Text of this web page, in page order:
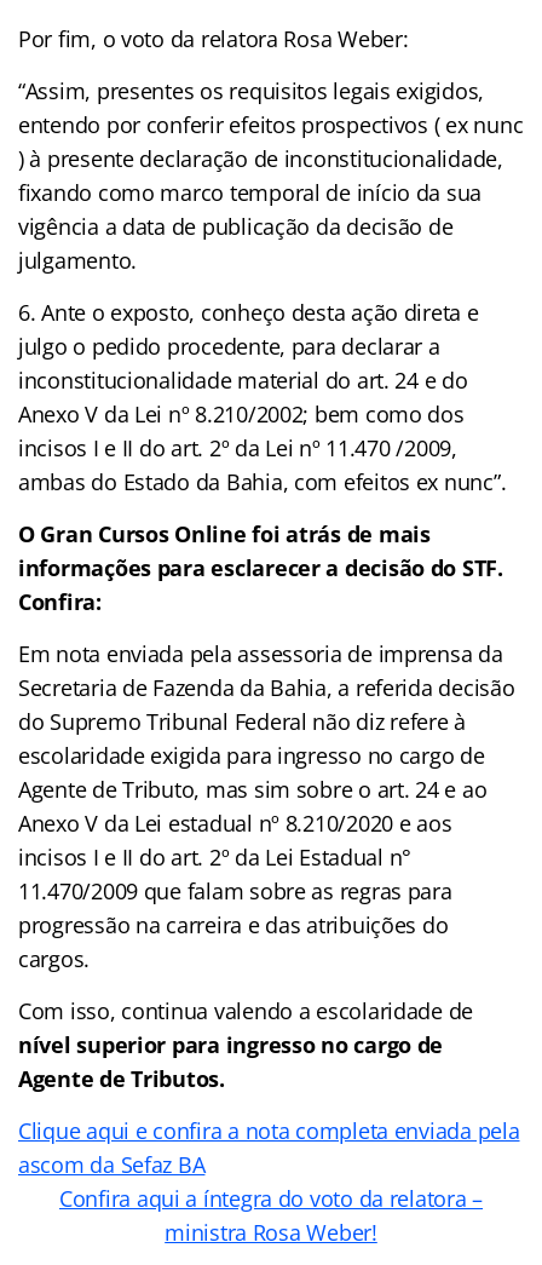
Por fim, o voto da relatora Rosa Weber:
“Assim, presentes os requisitos legais exigidos,
entendo por conferir efeitos prospectivos ( ex nunc
) à presente declaração de inconstitucionalidade,
fixando como marco temporal de início da sua
vigência a data de publicação da decisão de
julgamento.
6. Ante o exposto, conheço desta ação direta e
julgo o pedido procedente, para declarar a
inconstitucionalidade material do art. 24 e do
Anexo V da Lei nº 8.210/2002; bem como dos
incisos I e II do art. 2º da Lei nº 11.470 /2009,
ambas do Estado da Bahia, com efeitos ex nunc”.
O Gran Cursos Online foi atrás de mais
informações para esclarecer a decisão do STF.
Confira:
Em nota enviada pela assessoria de imprensa da
Secretaria de Fazenda da Bahia, a referida decisão
do Supremo Tribunal Federal não diz refere à
escolaridade exigida para ingresso no cargo de
Agente de Tributo, mas sim sobre o art. 24 e ao
Anexo V da Lei estadual nº 8.210/2020 e aos
incisos I e II do art. 2º da Lei Estadual n°
11.470/2009 que falam sobre as regras para
progressão na carreira e das atribuições do
cargos.
Com isso, continua valendo a escolaridade de
nível superior para ingresso no cargo de
Agente de Tributos.
Clique aqui e confira a nota completa enviada pela
ascom da Sefaz BA
Confira aqui a íntegra do voto da relatora –
ministra Rosa Weber!